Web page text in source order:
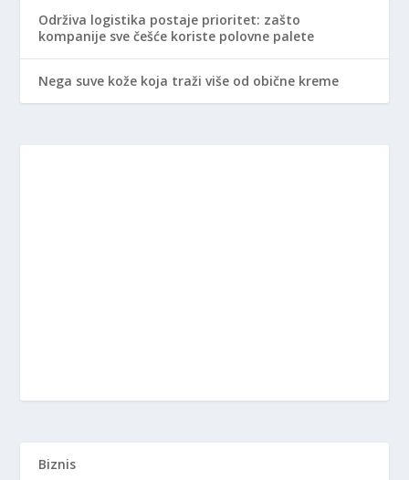
Održiva logistika postaje prioritet: zašto
kompanije sve češće koriste polovne palete
Nega suve kože koja traži više od obične kreme
Biznis